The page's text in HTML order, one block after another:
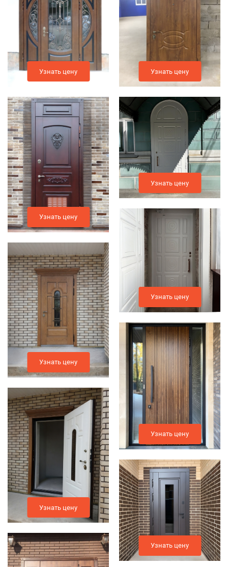
Узнать цену
Узнать цену
Узнать цену
Узнать цену
Узнать цену
Узнать цену
Узнать цену
Узнать цену
Узнать цену